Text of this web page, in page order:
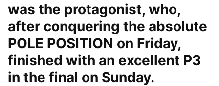
was the protagonist, who,
after conquering the absolute
POLE POSITION on Friday,
finished with an excellent P3
in the final on Sunday.